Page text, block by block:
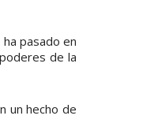
pasado en
de la
un hecho de